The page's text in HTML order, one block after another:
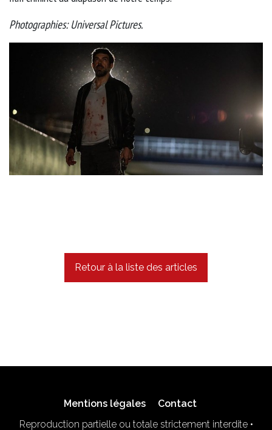
Photographies: Universal Pictures.
Retour à la liste des articles
Mentions légales
Contact
Reproduction partielle ou totale strictement interdite •